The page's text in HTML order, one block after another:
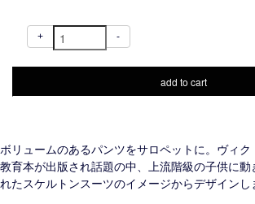
+ -
ボリュームのあるパンツをサロペットに。ヴィ
教育本が出版され話題の中、上流階級の子供に動
れたスケルトンスーツのイメージからデザインし